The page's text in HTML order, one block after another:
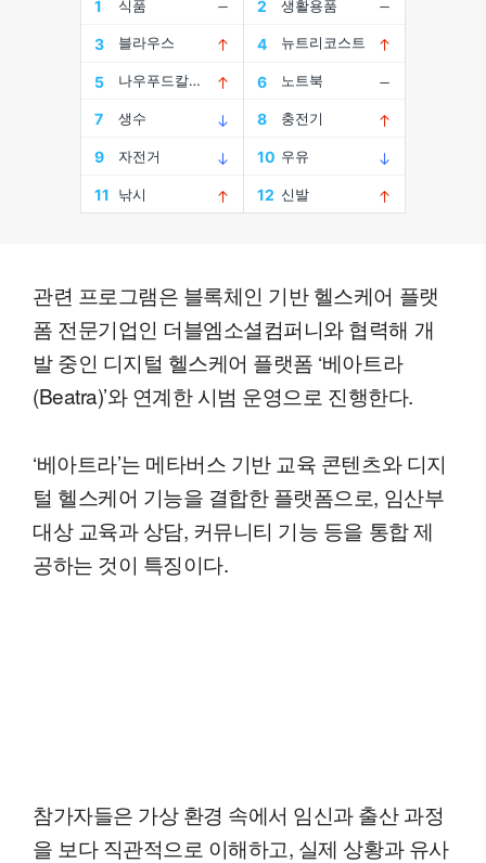
관련 프로그램은 블록체인 기반 헬스케어 플랫
폼 전문기업인 더블엠소셜컴퍼니와 협력해 개
발 중인 디지털 헬스케어 플랫폼 ‘베아트라
(Beatra)’와 연계한 시범 운영으로 진행한다.
‘베아트라’는 메타버스 기반 교육 콘텐츠와 디지
털 헬스케어 기능을 결합한 플랫폼으로, 임산부
대상 교육과 상담, 커뮤니티 기능 등을 통합 제
공하는 것이 특징이다.
참가자들은 가상 환경 속에서 임신과 출산 과정
을 보다 직관적으로 이해하고, 실제 상황과 유사